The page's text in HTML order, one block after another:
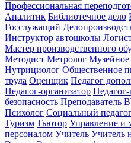
Профессиональная
Аналитик Библиотечное дело
Госслужащий
Инструктор автошколы
Мастер производственного
Методист Метролог Музейное
Нутрициолог Общественное
труда Оценщик Педагог
Педагог-организатор
безопасность Преподаватель
Психолог Социальный
Туризм Тьютор Управление и
персоналом Учитель Учитель